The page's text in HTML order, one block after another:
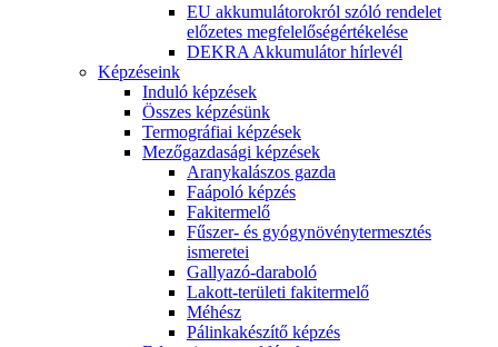
EU akkumulátorokról szóló rendelet
előzetes megfelelőségértékelése
DEKRA Akkumulátor hírlevél
Képzéseink
Induló képzések
Összes képzésünk
Termográfiai képzések
Mezőgazdasági képzések
Aranykalászos gazda
Faápoló képzés
Fakitermelő
Fűszer- és gyógynövénytermesztés
ismeretei
Gallyazó-daraboló
Lakott-területi fakitermelő
Méhész
Pálinkakészítő képzés